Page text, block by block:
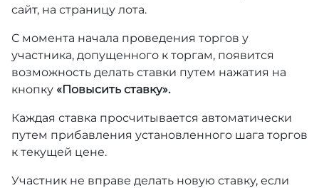
сайт, на страницу лота.
С момента начала проведения торгов у
участника, допущенного к торгам, появится
возможность делать ставки путем нажатия на
кнопку «Повысить ставку».
Каждая ставка просчитывается автоматически
путем прибавления установленного шага торгов
к текущей цене.
Участник не вправе делать новую ставку, если